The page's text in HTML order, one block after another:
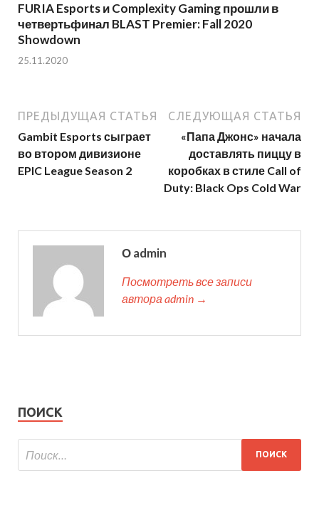
FURIA Esports и Complexity Gaming прошли в
четвертьфинал BLAST Premier: Fall 2020
Showdown
25.11.2020
ПРЕДЫДУЩАЯ СТАТЬЯ
Gambit Esports сыграет
во втором дивизионе
EPIC League Season 2
СЛЕДУЮЩАЯ СТАТЬЯ
«Папа Джонс» начала
доставлять пиццу в
коробках в стиле Call of
Duty: Black Ops Cold War
О admin
Посмотреть все записи
автора admin →
ПОИСК